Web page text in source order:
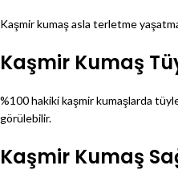
Kaşmir kumaş asla terletme
Kaşmir Kumaş
%100 hakiki kaşmir kumaşlarda
görülebilir.
Kaşmir Kumaş